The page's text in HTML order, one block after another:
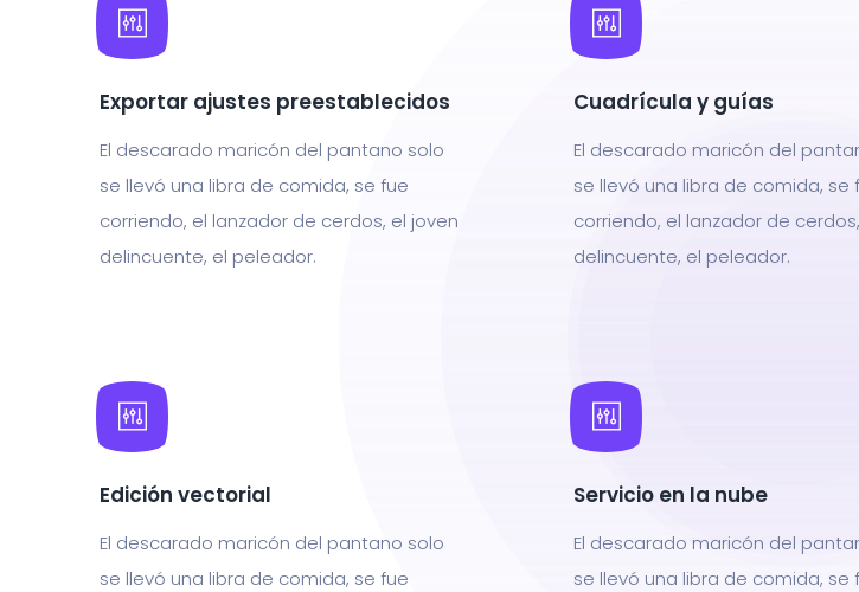
Exportar ajustes preestablecidos
El descarado maricón del pantano solo
se llevó una libra de comida, se fue
corriendo, el lanzador de cerdos, el joven
delincuente, el peleador.
Cuadrícula y guías
El descarado maricón del
se llevó una libra de comida, se
corriendo, el lanzador de
delincuente, el peleador.
Edición vectorial
El descarado maricón del pantano solo
se llevó una libra de comida, se fue
Servicio en la nube
El descarado maricón del
se llevó una libra de comida, se